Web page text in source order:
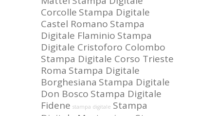
Corcolle Stampa Digitale
Castel Romano Stampa
Digitale Flaminio Stampa
Digitale Cristoforo Colombo
Stampa Digitale Corso Trieste
Roma Stampa Digitale
Borghesiana Stampa Digitale
Don Bosco Stampa Digitale
Fidene stampa digitale Stampa